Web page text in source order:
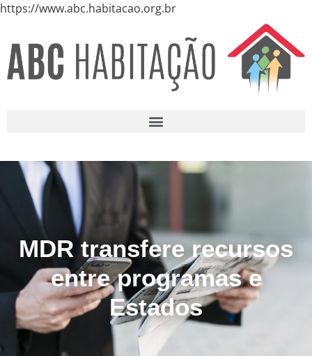
https://www.abc.habitacao.org.br
MDR transfere recursos
entre programas e
Estados